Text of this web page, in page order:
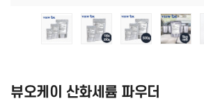
뷰오케이 산화세륨 파우더